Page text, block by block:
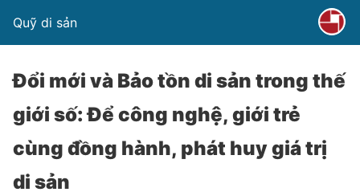
Quỹ di sản
Đổi mới và Bảo tồn di sản trong thế
giới số: Để công nghệ, giới trẻ
cùng đồng hành, phát huy giá trị
di sản